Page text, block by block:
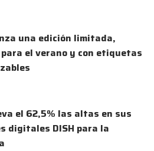
una edición limitada,
el verano y con etiquetas
el 62,5% las altas en sus
digitales DISH para la